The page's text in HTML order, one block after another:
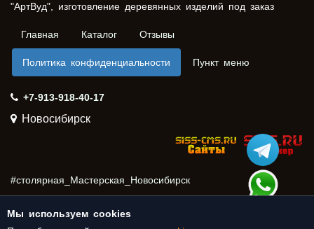
"АртВуд", изготовление деревянных изделий под заказ
Главная Каталог Отзывы
Политика конфиденциальности Пункт меню
+7-913-918-40-17
Новосибирск
#столярная_Мастерская_Новосибирск
#столярка_Нижняя_Ельцовка
Мы используем cookies